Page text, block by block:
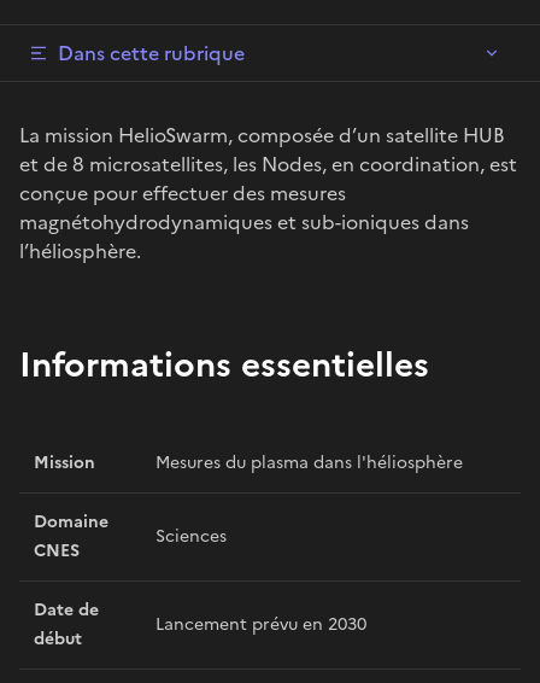
Dans cette rubrique
La mission HelioSwarm, composée d’un satellite HUB
et de 8 microsatellites, les Nodes, en coordination, est
conçue pour effectuer des mesures
magnétohydrodynamiques et sub-ioniques dans
l’héliosphère.
Informations essentielles
Mission Mesures du plasma dans l'héliosphère
Domaine
CNES
Sciences
Date de
début
Lancement prévu en 2030